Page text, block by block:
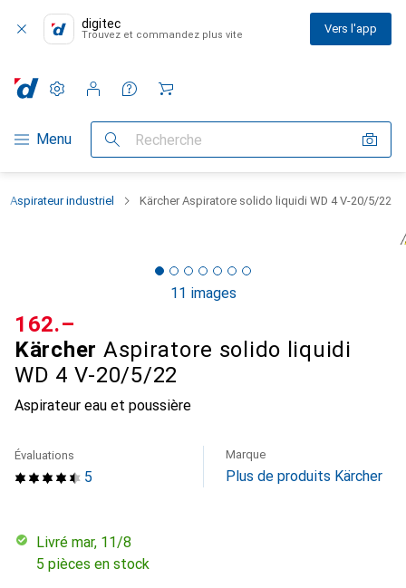
digitec
Trouvez et commandez plus vite Vers l'app
Navigation par catégorie
Menu Recherche
Paramètres
Compte client
Listes de comparaison
Listes d'envies
Panier
Aspirateur industriel Kärcher Aspiratore solido liquidi WD 4 V-20/5/22
11 images
Kärcher Aspiratore solido liquidi
WD 4 V-20/5/22
Aspirateur eau et poussière
CHF
162.–
5
Évaluations Marque
Plus de produits Kärcher
Livré mar, 11/8
5 pièces en stock